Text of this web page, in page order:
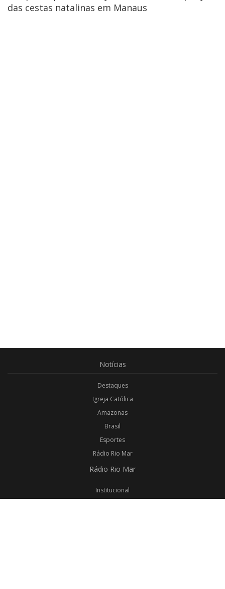
das cestas natalinas em Manaus
Notícias
Destaques
Igreja Católica
Amazonas
Brasil
Esportes
Rádio Rio Mar
Rádio Rio Mar
Institucional